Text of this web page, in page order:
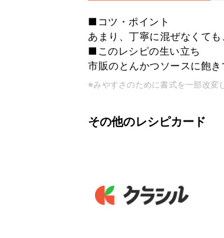
■コツ・ポイント
あまり、丁寧に混ぜなくて
■このレシピの生い立ち
市販のとんかつソースに飽
※みやすさのために書式を一部改変
その他のレシピカード